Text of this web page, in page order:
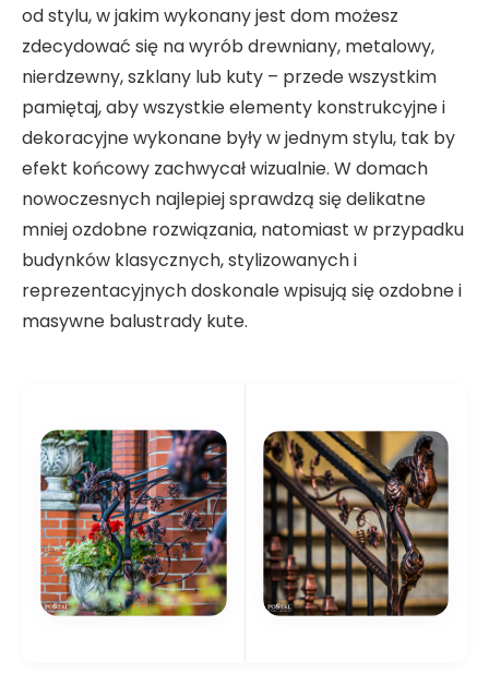
od stylu, w jakim wykonany jest dom możesz
zdecydować się na wyrób drewniany, metalowy,
nierdzewny, szklany lub kuty – przede wszystkim
pamiętaj, aby wszystkie elementy konstrukcyjne i
dekoracyjne wykonane były w jednym stylu, tak by
efekt końcowy zachwycał wizualnie. W domach
nowoczesnych najlepiej sprawdzą się delikatne
mniej ozdobne rozwiązania, natomiast w przypadku
budynków klasycznych, stylizowanych i
reprezentacyjnych doskonale wpisują się ozdobne i
masywne balustrady kute.